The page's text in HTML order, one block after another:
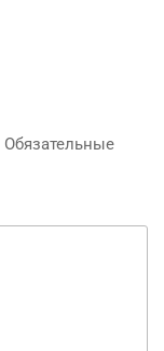
Обязательные